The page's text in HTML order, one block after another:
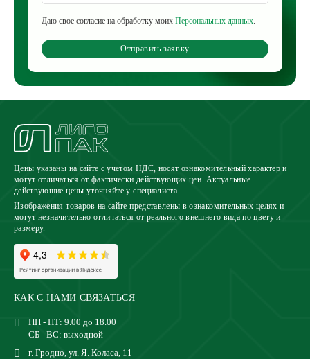
Даю свое согласие на обработку моих Персональных данных.
Отправить заявку
Цены указаны на сайте с учетом НДС, носят ознакомительный характер и
могут отличаться от фактически действующих цен. Актуальные
действующие цены уточняйте у специалиста.
Изображения товаров на сайте представлены в ознакомительных целях и
могут незначительно отличаться от реального внешнего вида по цвету и
размеру.
КАК С НАМИ СВЯЗАТЬСЯ
ПН - ПТ: 9.00 до 18.00
СБ - ВС: выходной
г. Гродно, ул. Я. Коласа, 11